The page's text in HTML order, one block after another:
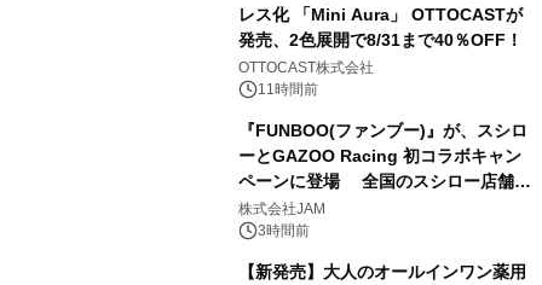
レス化 「Mini Aura」 OTTOCASTが
発売、2色展開で8/31まで40％OFF！
OTTOCAST株式会社
11時間前
『FUNBOO(ファンブー)』が、スシロ
ーとGAZOO Racing 初コラボキャン
ペーンに登場 全国のスシロー店舗で
GR 4車種の FUNBOO(ミニカー)付き
メニューが展開されます
株式会社JAM
3時間前
【新発売】大人のオールインワン薬用